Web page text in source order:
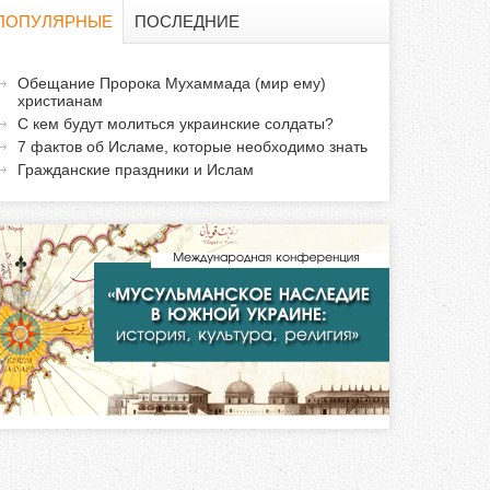
и
с
к
т
ПОСЛЕДНИЕ
Обещание Пророка Мухаммада (мир ему)
христианам
С кем будут молиться украинские солдаты?
7 фактов об Исламе, которые необходимо знать
Гражданские праздники и Ислам